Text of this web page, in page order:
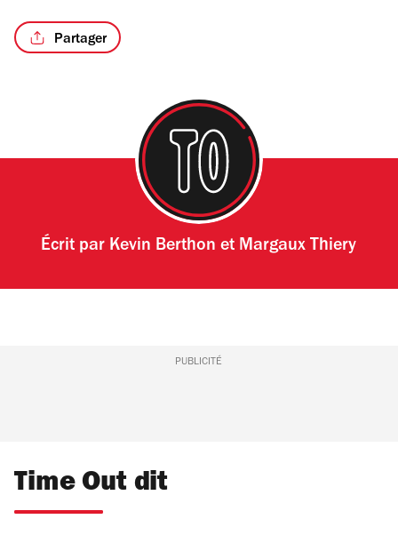
Partager
Écrit par Kevin Berthon et Margaux Thiery
PUBLICITÉ
Time Out dit